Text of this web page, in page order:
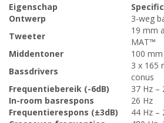
Eigenschap
Ontwerp
3-weg
Tweeter
19 mm
MAT™
Middentoner
100
Bassdrivers
3 x 165
conus
Frequentiebereik (-6dB)
37 Hz –
In-room basrespons
26 Hz
Frequentierespons (±3dB)
44 Hz –